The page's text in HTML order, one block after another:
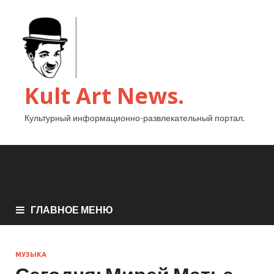
Kult Art News.
Культурный информационно-развлекательный портал.
ГЛАВНОЕ МЕНЮ
МУЗЫКА